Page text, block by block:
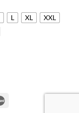
L XL
XXL